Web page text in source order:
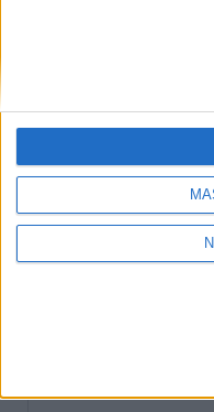
Burgos
León